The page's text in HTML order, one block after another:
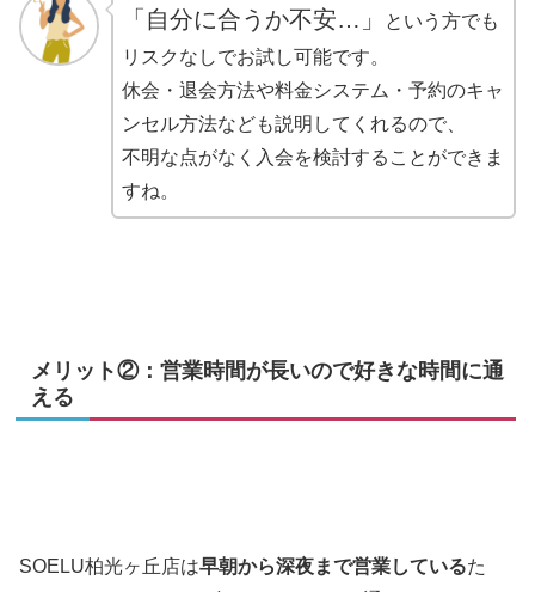
「自分に合うか不安…」
という方でも
リスクなしでお試し可能です。
休会・退会方法や料金システム・予約のキャ
ンセル方法なども説明してくれるので、
不明な点がなく入会を検討することができま
すね。
メリット②：営業時間が長いので好きな時間に通
える
SOELU柏光ヶ丘店は早朝から深夜まで営業しているた